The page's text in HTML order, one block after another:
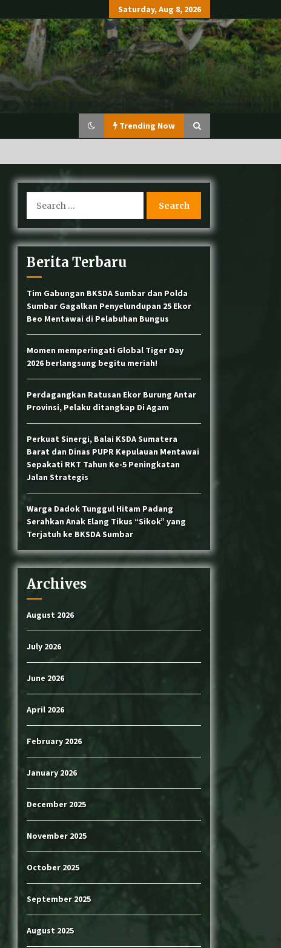
Saturday, Aug 8, 2026
Trending Now
Perdagangkan Ratusan Ekor
Burung Antar Provinsi, Pelaku
COP, dan LK Kandi Periksa
Kesehatan Harimau Sumatera
Wujud Akuntabilitas: Transparansi
Kinerja untuk Alam Sumatera Barat
BKSDA dan COP Pasang Kandang
Jebak untuk Tangani Interaksi
Beruang Madu di Nagari Sinuruik
for:
Berita Terbaru
Tim Gabungan BKSDA Sumbar dan Polda
Sumbar Gagalkan Penyelundupan 25 Ekor
Beo Mentawai di Pelabuhan Bungus
Momen memperingati Global Tiger Day
2026 berlangsung begitu meriah!
Perdagangkan Ratusan Ekor Burung Antar
Provinsi, Pelaku ditangkap Di Agam
Perkuat Sinergi, Balai KSDA Sumatera
Barat dan Dinas PUPR Kepulauan Mentawai
Sepakati RKT Tahun Ke-5 Peningkatan
Jalan Strategis
Warga Dadok Tunggul Hitam Padang
Serahkan Anak Elang Tikus “Sikok” yang
Terjatuh ke BKSDA Sumbar
Archives
August 2026
July 2026
June 2026
April 2026
February 2026
January 2026
December 2025
November 2025
October 2025
September 2025
August 2025